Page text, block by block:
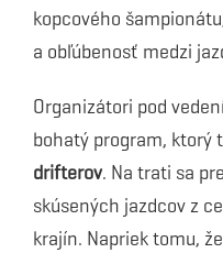
kopcového
a obľúbenosť medzi
Organizátori pod
bohatý program, ktorý
drifterov. Na trati sa
skúsených jazdcov z
krajín. Napriek tomu,